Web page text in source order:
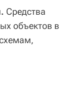
Средства
объектов в